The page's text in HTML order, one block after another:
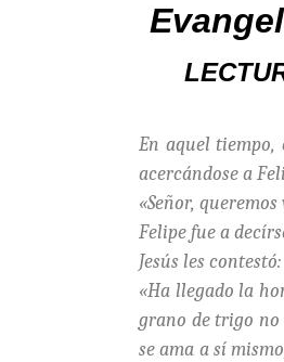
En aquel tiempo,
acercándose a
«Señor, queremos
Felipe fue a
Jesús les contestó:
«Ha llegado la
grano de trigo no
se ama a sí